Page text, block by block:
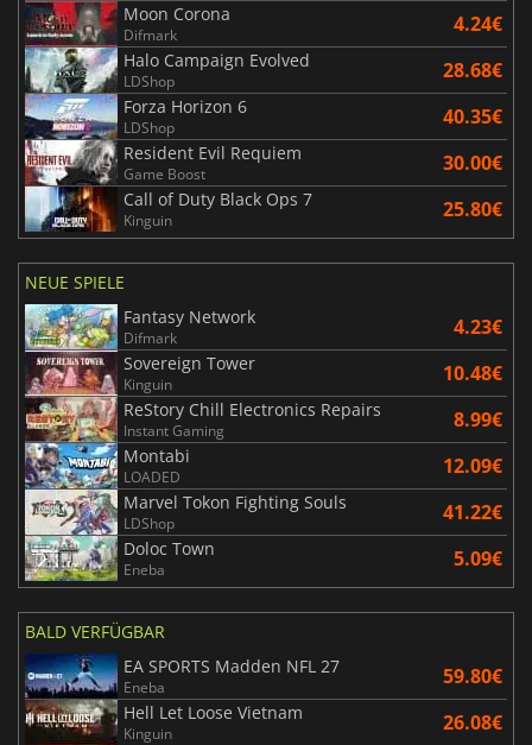
Moon Corona
Difmark 4.24€
Halo Campaign Evolved
LDShop 28.68€
Forza Horizon 6
LDShop 40.35€
Resident Evil Requiem
Game Boost 30.00€
Call of Duty Black Ops 7
Kinguin 25.80€
NEUE SPIELE
Fantasy Network
Difmark 4.23€
Sovereign Tower
Kinguin 10.48€
ReStory Chill Electronics Repairs
Instant Gaming 8.99€
Montabi
LOADED 12.09€
Marvel Tokon Fighting Souls
LDShop 41.22€
Doloc Town
Eneba 5.09€
BALD VERFÜGBAR
EA SPORTS Madden NFL 27
Eneba 59.80€
Hell Let Loose Vietnam
Kinguin 26.08€